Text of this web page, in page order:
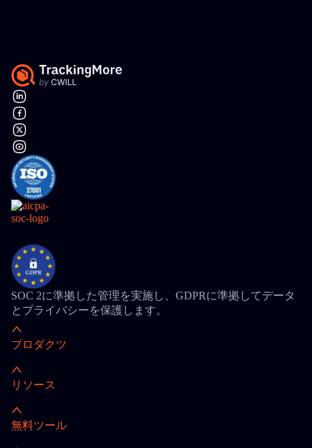
SOC 2に準拠した管理を実施し、GDPRに準拠してデータ
とプライバシーを保護します。
プロダクツ
リソース
無料ツール